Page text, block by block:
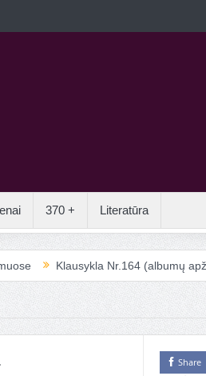
370 + Literatūra
Klausykla Nr.164 (albumų apžvalga)
Share